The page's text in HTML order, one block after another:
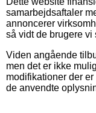
samarbejdsaftaler
annoncerer
så vidt de brugere vi
Viden angående
men det er ikke
modifikationer der
de anvendte